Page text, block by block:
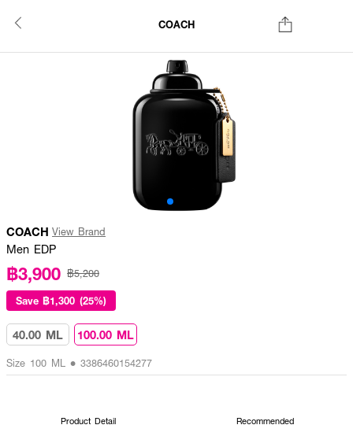
COACH
COACH View Brand
Men EDP
฿3,900 ฿5,200
Save ฿1,300 (25%)
40.00 ML 100.00 ML
Size 100 ML • 3386460154277
Product Detail Recommended